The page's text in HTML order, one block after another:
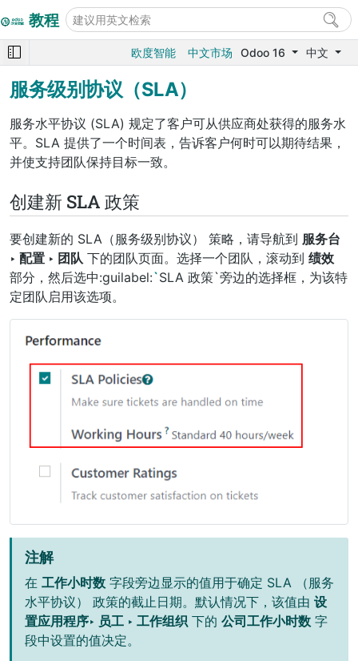
教程
欧度智能 中文市场 Odoo 16 中文
服务级别协议（SLA）
服务水平协议 (SLA) 规定了客户可从供应商处获得的服务水
平。SLA 提供了一个时间表，告诉客户何时可以期待结果，
并使支持团队保持目标一致。
创建新 SLA 政策
要创建新的 SLA（服务级别协议） 策略，请导航到 服务台
‣ 配置 ‣ 团队 下的团队页面。选择一个团队，滚动到 绩效
部分，然后选中:guilabel:`SLA 政策`旁边的选择框，为该特
定团队启用该选项。
注解
在 工作小时数 字段旁边显示的值用于确定 SLA （服务
水平协议）
政策的截止日期。默认情况下，该值由 设
置应用程序‣ 员工 ‣ 工作组织 下的 公司工作小时数 字
段中设置的值决定。